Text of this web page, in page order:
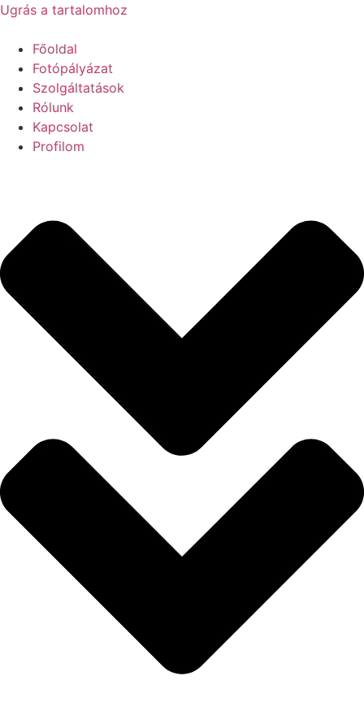
Ugrás a tartalomhoz
Főoldal
Fotópályázat
Szolgáltatások
Rólunk
Kapcsolat
Profilom